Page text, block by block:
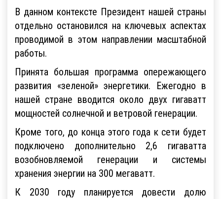
В данном контексте Президент нашей страны
отдельно остановился на ключевых аспектах
проводимой в этом направлении масштабной
работы.
Принята большая программа опережающего
развития «зеленой» энергетики. Ежегодно в
нашей стране вводится около двух гигаватт
мощностей солнечной и ветровой генерации.
Кроме того, до конца этого года к сети будет
подключено дополнительно 2,6 гигаватта
возобновляемой генерации и системы
хранения энергии на 300 мегаватт.
К 2030 году планируется довести долю